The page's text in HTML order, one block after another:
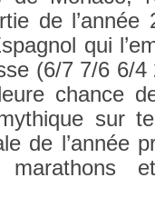
de l’année
qui
(6/7 7/6 6/
chan­ce
sur
de l’année